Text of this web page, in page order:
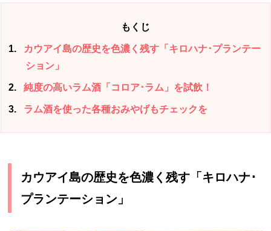
もくじ
1
カウアイ島の歴史を色濃く残す「キロハナ･プランテー
ション」
2 純度の高いラム酒「コロア･ラム」を試飲！
3 ラム酒を使った各種おみやげもチェックを
カウアイ島の歴史を色濃く残す「キロハナ･
プランテーション」